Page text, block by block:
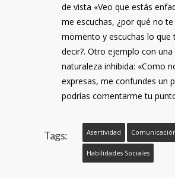
de vista «Veo que estás
me escuchas, ¿por qué no te
momento y escuchas lo que
decir?. Otro ejemplo con
naturaleza inhibida: «Como
expresas, me confundes un
podrías comentarme tu
Tags: Asertividad
Habilidades Sociales